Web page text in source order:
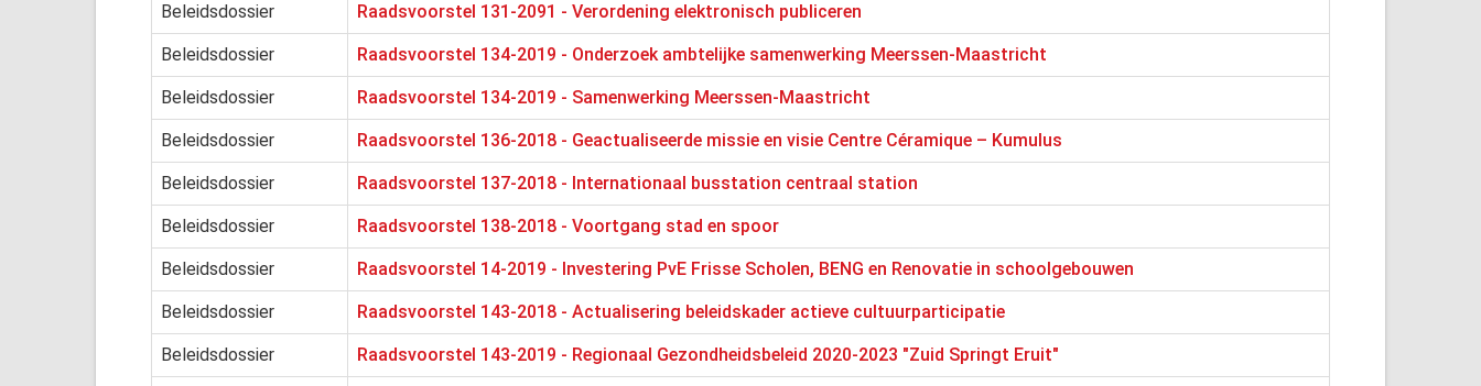
Beleidsdossier Raadsvoorstel 131-2091 - Verordening elektronisch publiceren
Beleidsdossier Raadsvoorstel 134-2019 - Onderzoek ambtelijke samenwerking Meerssen-Maastricht
Beleidsdossier Raadsvoorstel 134-2019 - Samenwerking Meerssen-Maastricht
Beleidsdossier Raadsvoorstel 136-2018 - Geactualiseerde missie en visie Centre Céramique – Kumulus
Beleidsdossier Raadsvoorstel 137-2018 - Internationaal busstation centraal station
Beleidsdossier Raadsvoorstel 138-2018 - Voortgang stad en spoor
Beleidsdossier Raadsvoorstel 14-2019 - Investering PvE Frisse Scholen, BENG en Renovatie in schoolgebouwen
Beleidsdossier Raadsvoorstel 143-2018 - Actualisering beleidskader actieve cultuurparticipatie
Beleidsdossier Raadsvoorstel 143-2019 - Regionaal Gezondheidsbeleid 2020-2023 "Zuid Springt Eruit"